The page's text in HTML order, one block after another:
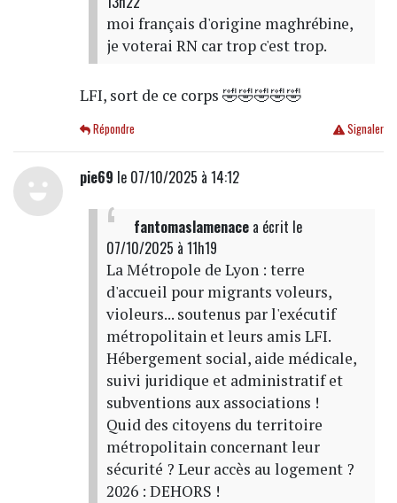
moi français d'origine maghrébine,
je voterai RN car trop c'est trop.
LFI, sort de ce corps 🤣🤣🤣🤣🤣
Signaler
Répondre
pie69 le 07/10/2025 à 14:12
fantomaslamenacea écrit le
07/10/2025 à 11h19
La Métropole de Lyon : terre
d'accueil pour migrants voleurs,
violeurs... soutenus par l'exécutif
métropolitain et leurs amis LFI.
Hébergement social, aide médicale,
suivi juridique et administratif et
subventions aux associations !
Quid des citoyens du territoire
métropolitain concernant leur
sécurité ? Leur accès au logement ?
2026 : DEHORS !